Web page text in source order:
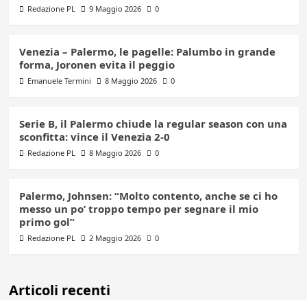
Redazione PL 9 Maggio 2026 0
Venezia – Palermo, le pagelle: Palumbo in grande
forma, Joronen evita il peggio
Emanuele Termini 8 Maggio 2026 0
Serie B, il Palermo chiude la regular season con una
sconfitta: vince il Venezia 2-0
Redazione PL 8 Maggio 2026 0
Palermo, Johnsen: “Molto contento, anche se ci ho
messo un po’ troppo tempo per segnare il mio
primo gol”
Redazione PL 2 Maggio 2026 0
Articoli recenti